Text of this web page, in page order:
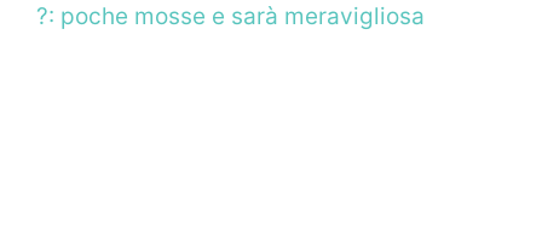
?: poche mosse e sarà meravigliosa